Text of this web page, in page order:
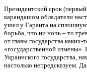
Президентский срок
карандашом обладатели
ушел у Гаранта на
борьба, что ни ночь – то
от главы государства
«государственной измены».
Украинского государства,
настолько непредсказуем.